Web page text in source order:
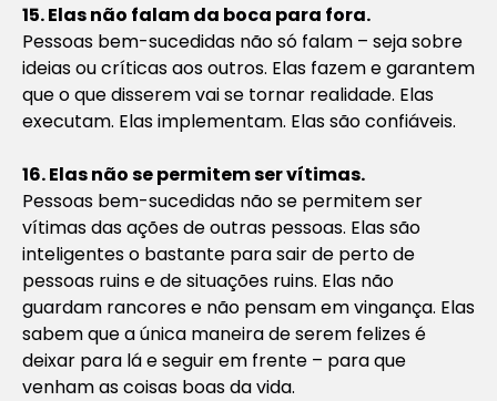
15. Elas não falam da boca para fora.
Pessoas bem-sucedidas não só falam – seja sobre
ideias ou críticas aos outros. Elas fazem e garantem
que o que disserem vai se tornar realidade. Elas
executam. Elas implementam. Elas são confiáveis.
16. Elas não se permitem ser vítimas.
Pessoas bem-sucedidas não se permitem ser
vítimas das ações de outras pessoas. Elas são
inteligentes o bastante para sair de perto de
pessoas ruins e de situações ruins. Elas não
guardam rancores e não pensam em vingança. Elas
sabem que a única maneira de serem felizes é
deixar para lá e seguir em frente – para que
venham as coisas boas da vida.